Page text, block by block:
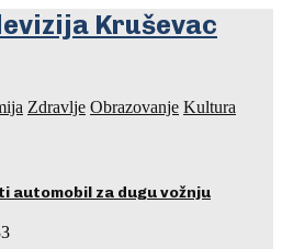
Zdravlje Obrazovanje Kultura
automobil za dugu vožnju